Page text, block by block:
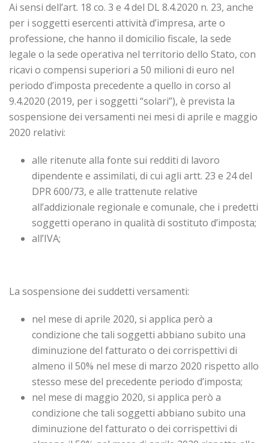
Ai sensi dell’art. 18 co. 3 e 4 del DL 8.4.2020 n. 23, anche
per i soggetti esercenti attività d’impresa, arte o
professione, che hanno il domicilio fiscale, la sede
legale o la sede operativa nel territorio dello Stato, con
ricavi o compensi superiori a 50 milioni di euro nel
periodo d’imposta precedente a quello in corso al
9.4.2020 (2019, per i soggetti “solari”), è prevista la
sospensione dei versamenti nei mesi di aprile e maggio
2020 relativi:
alle ritenute alla fonte sui redditi di lavoro
dipendente e assimilati, di cui agli artt. 23 e 24 del
DPR 600/73, e alle trattenute relative
all’addizionale regionale e comunale, che i predetti
soggetti operano in qualità di sostituto d’imposta;
all’IVA;
La sospensione dei suddetti versamenti:
nel mese di aprile 2020, si applica però a
condizione che tali soggetti abbiano subito una
diminuzione del fatturato o dei corrispettivi di
almeno il 50% nel mese di marzo 2020 rispetto allo
stesso mese del precedente periodo d’imposta;
nel mese di maggio 2020, si applica però a
condizione che tali soggetti abbiano subito una
diminuzione del fatturato o dei corrispettivi di